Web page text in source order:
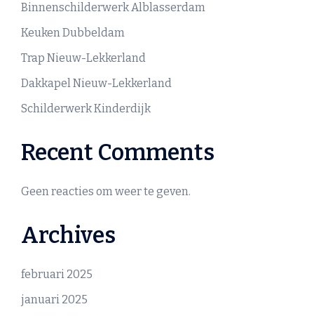
Binnenschilderwerk Alblasserdam
Keuken Dubbeldam
Trap Nieuw-Lekkerland
Dakkapel Nieuw-Lekkerland
Schilderwerk Kinderdijk
Recent Comments
Geen reacties om weer te geven.
Archives
februari 2025
januari 2025